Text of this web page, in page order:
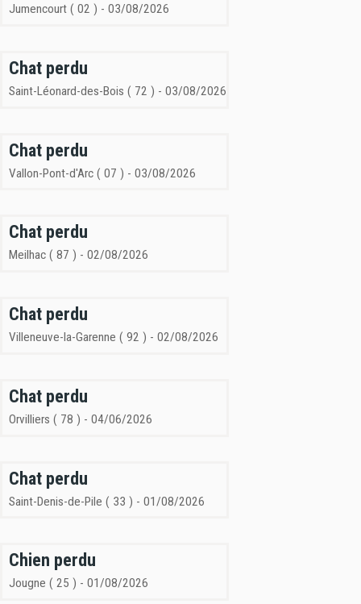
Jumencourt ( 02 ) - 03/08/2026
Chat perdu
Saint-Léonard-des-Bois ( 72 ) - 03/08/2026
Chat perdu
Vallon-Pont-d'Arc ( 07 ) - 03/08/2026
Chat perdu
Meilhac ( 87 ) - 02/08/2026
Chat perdu
Villeneuve-la-Garenne ( 92 ) - 02/08/2026
Chat perdu
Orvilliers ( 78 ) - 04/06/2026
Chat perdu
Saint-Denis-de-Pile ( 33 ) - 01/08/2026
Chien perdu
Jougne ( 25 ) - 01/08/2026